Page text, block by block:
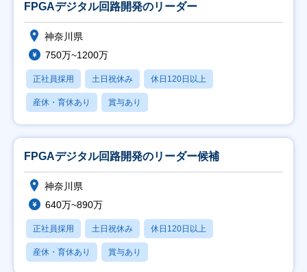
FPGAデジタル回路開発のリーダー
神奈川県
750万~1200万
正社員採用 土日祝休み 休日120日以上
産休・育休あり 賞与あり
FPGAデジタル回路開発のリーダー候補
神奈川県
640万~890万
正社員採用 土日祝休み 休日120日以上
産休・育休あり 賞与あり